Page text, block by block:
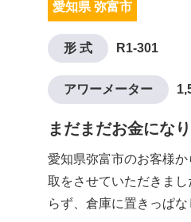
愛知県 弥富市
形 式 R1-301
アワーメーター
まだまだお金にな
愛知県弥富市のお客様
取をさせていただきま
らず、倉庫に置きっぱ